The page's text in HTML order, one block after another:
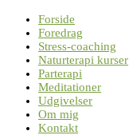
Forside
Foredrag
Stress-coaching
Naturterapi kurser
Parterapi
Meditationer
Udgivelser
Om mig
Kontakt